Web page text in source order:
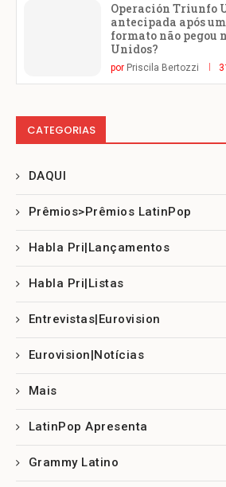
Operación Triunfo
antecipada após um
formato não pegou
Unidos?
por Priscila Bertozzi
CATEGORIAS
DAQUI
Prêmios>Prêmios LatinPop
Habla Pri|Lançamentos
Habla Pri|Listas
Entrevistas|Eurovision
Eurovision|Notícias
Mais
LatinPop Apresenta
Grammy Latino